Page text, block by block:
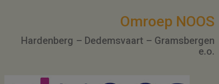
Omroep NOOS
Hardenberg – Dedemsvaart – Gramsbergen
e.o.